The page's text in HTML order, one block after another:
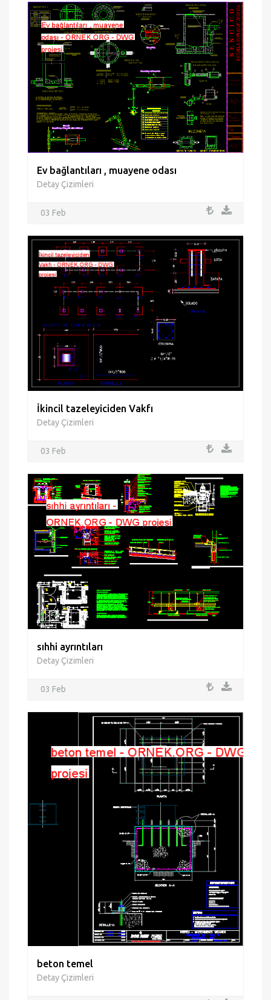
Ev bağlantıları , muayene odası
Detay Çizimleri
03 Feb
İkincil tazeleyiciden Vakfı
Detay Çizimleri
03 Feb
sıhhi ayrıntıları
Detay Çizimleri
03 Feb
beton temel
Detay Çizimleri